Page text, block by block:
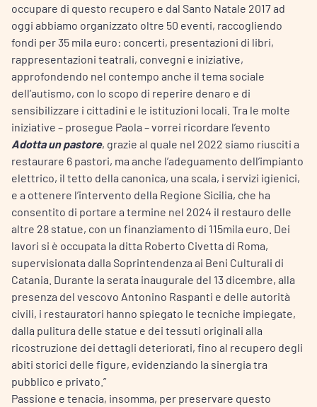
occupare di questo recupero e dal Santo Natale 2017 ad
oggi abbiamo organizzato oltre 50 eventi, raccogliendo
fondi per 35 mila euro: concerti, presentazioni di libri,
rappresentazioni teatrali, convegni e iniziative,
approfondendo nel contempo anche il tema sociale
dell’autismo, con lo scopo di reperire denaro e di
sensibilizzare i cittadini e le istituzioni locali. Tra le molte
iniziative – prosegue Paola – vorrei ricordare l’evento
Adotta un pastore, grazie al quale nel 2022 siamo riusciti a
restaurare 6 pastori, ma anche l’adeguamento dell’impianto
elettrico, il tetto della canonica, una scala, i servizi igienici,
e a ottenere l’intervento della Regione Sicilia, che ha
consentito di portare a termine nel 2024 il restauro delle
altre 28 statue, con un finanziamento di 115mila euro. Dei
lavori si è occupata la ditta Roberto Civetta di Roma,
supervisionata dalla Soprintendenza ai Beni Culturali di
Catania. Durante la serata inaugurale del 13 dicembre, alla
presenza del vescovo Antonino Raspanti e delle autorità
civili, i restauratori hanno spiegato le tecniche impiegate,
dalla pulitura delle statue e dei tessuti originali alla
ricostruzione dei dettagli deteriorati, fino al recupero degli
abiti storici delle figure, evidenziando la sinergia tra
pubblico e privato.”
Passione e tenacia, insomma, per preservare questo